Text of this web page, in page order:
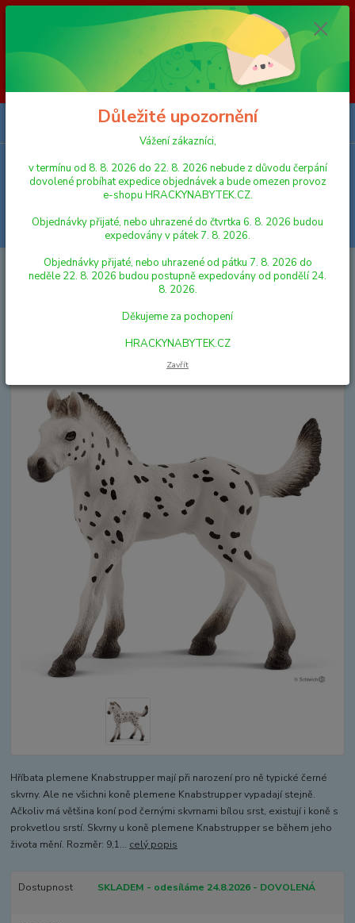
Vážení zákazníci, v termínu od 8. 8. 2026 do 23. 8. 2026 nebude z
důvodu čerpání dovolené probíhat expedice objednávek a bude omezen
provoz e-shopu HRACKYNABYTEK.CZ. Objednávky přijaté, nebo
uhrazené do čtvrtka 6. 8. 2026 budou expedovány v pátek 7. 8. 2026.
Objednávky přijaté, nebo uhrazené od pátku 7. 8. 2026 do neděle 23. 8.
2026 budou postupně expedovány od pondělí 24. 8. 2026. Děkujeme za
pochopení HRACKYNABYTEK.CZ
Menu
Hledat
FIGURKY A ZVÍŘÁTKA
Schleich 13890 Zvířátko - Hříbě
Knabstruppského koně
Schleich 13890 Zvířátko - Hříbě
Knabstruppského koně
Hříbata plemene Knabstrupper mají při narození pro ně typické černé
skvrny. Ale ne všichni koně plemene Knabstrupper vypadají stejně.
Ačkoliv má většina koní pod černými skvrnami bílou srst, existují i koně s
prokvetlou srstí. Skvrny u koně plemene Knabstrupper se během jeho
života mění. Rozměr: 9,1... celý popis
Dostupnost SKLADEM - odesíláme 24.8.2026 - DOVOLENÁ
Důležité upozornění
Vážení zákazníci,
v termínu od 8. 8. 2026 do 22. 8. 2026 nebude z důvodu čerpání
dovolené probíhat expedice objednávek a bude omezen provoz
e-shopu HRACKYNABYTEK.CZ.
Objednávky přijaté, nebo uhrazené do čtvrtka 6. 8. 2026 budou
expedovány v pátek 7. 8. 2026.
Objednávky přijaté, nebo uhrazené od pátku 7. 8. 2026 do
neděle 22. 8. 2026 budou postupně expedovány od pondělí 24.
8. 2026.
Děkujeme za pochopení
HRACKYNABYTEK.CZ
Zavřít